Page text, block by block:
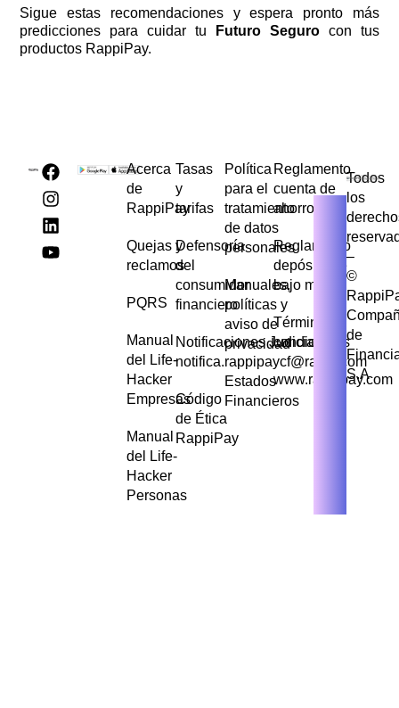
Sigue estas recomendaciones y espera pronto más
predicciones para cuidar tu
Futuro Segurocon tus
productos RappiPay.
Acerca
de
RappiPay
Quejas y
reclamos
PQRS
Manual
del Life-
Hacker
Empresas
Manual
del Life-
Hacker
Personas
Tasas
y
tarifas
Defensoría
del
consumidor
financiero
Notificaciones Judiciales
notifica.rappipaycf@rappi.com
Código
de Ética
RappiPay
Política
para el
tratamiento
de datos
personales
Manuales,
políticas y
aviso de
privacidad
Estados
Financieros
Reglamento
cuenta de
ahorros
Reglamento
depósito de
bajo monto
Términos y
condiciones
www.rappipay.com
Todos
los
–
©
de
S.A